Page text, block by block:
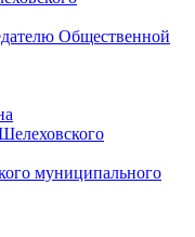
Общественной
муниципального